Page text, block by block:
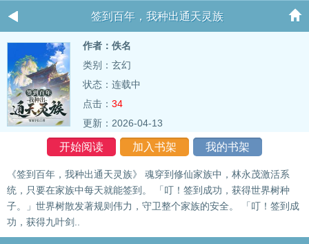
签到百年，我种出通天灵族
作者：佚名
类别：玄幻
状态：连载中
点击： 34
更新：2026-04-13
开始阅读 加入书架 我的书架
《签到百年，我种出通天灵族》 魂穿到修仙家族中，林永茂激活系
统，只要在家族中每天就能签到。 「叮！签到成功，获得世界树种
子。」世界树散发著规则伟力，守卫整个家族的安全。 「叮！签到成
功，获得九叶剑..